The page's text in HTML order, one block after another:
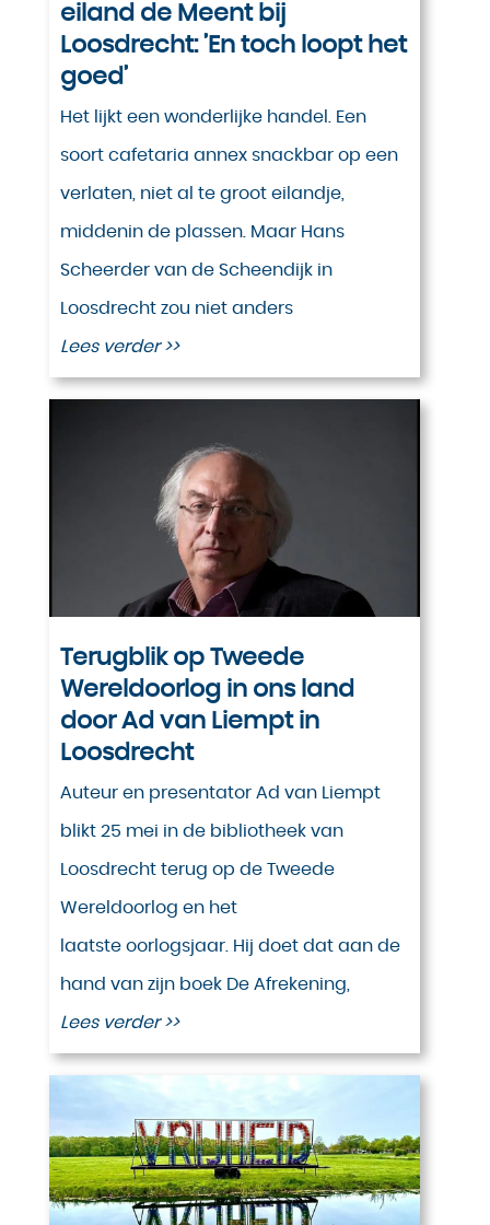
eiland de Meent bij
Loosdrecht: ’En toch loopt het
goed’
Het lijkt een wonderlijke handel. Een
soort cafetaria annex snackbar op een
verlaten, niet al te groot eilandje,
middenin de plassen. Maar Hans
Scheerder van de Scheendijk in
Loosdrecht zou niet anders
Lees verder >>
Terugblik op Tweede
Wereldoorlog in ons land
door Ad van Liempt in
Loosdrecht
Auteur en presentator Ad van Liempt
blikt 25 mei in de bibliotheek van
Loosdrecht terug op de Tweede
Wereldoorlog en het
laatste oorlogsjaar. Hij doet dat aan de
hand van zijn boek De Afrekening,
Lees verder >>